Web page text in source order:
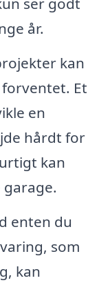
år.
kan
Et
en
hårdt for
kan
enten du
som
kan